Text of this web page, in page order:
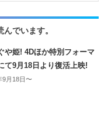
でいます。
や姫! 4Dほか特別フォーマ
て9月18日より復活上映!
9月18日〜